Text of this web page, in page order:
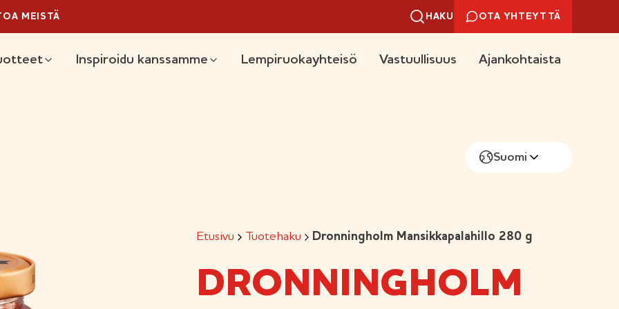
MEISTÄ HAKU OTA YHTEYTTÄ
Inspiroidu kanssamme Lempiruokayhteisö Vastuullisuus Ajankohtaista
Suomi
Etusivu Tuotehaku Dronningholm Mansikkapalahillo 280 g
DRONNINGHOLM